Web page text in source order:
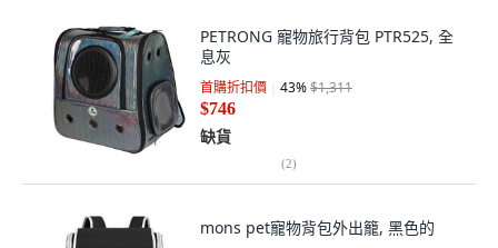
PETRONG 寵物旅行背包 PTR525, 全
息灰
首購折扣價 43%$1,311
$746
缺貨
(2)
mons pet寵物背包外出籠, 黑色的